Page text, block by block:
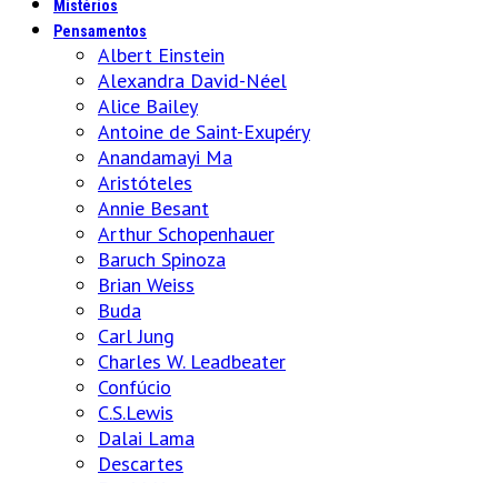
Mistérios
Pensamentos
Albert Einstein
Alexandra David-Néel
Alice Bailey
Antoine de Saint-Exupéry
Anandamayi Ma
Aristóteles
Annie Besant
Arthur Schopenhauer
Baruch Spinoza
Brian Weiss
Buda
Carl Jung
Charles W. Leadbeater
Confúcio
C.S.Lewis
Dalai Lama
Descartes